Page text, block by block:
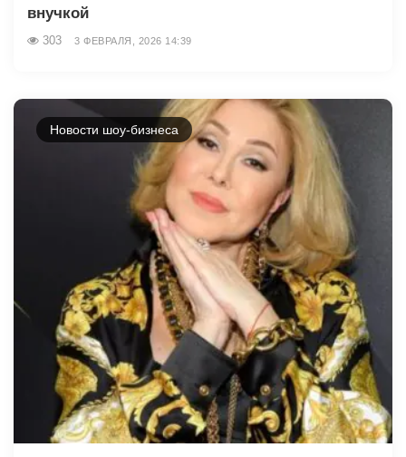
внучкой
303 3 ФЕВРАЛЯ, 2026 14:39
Новости шоу-бизнеса